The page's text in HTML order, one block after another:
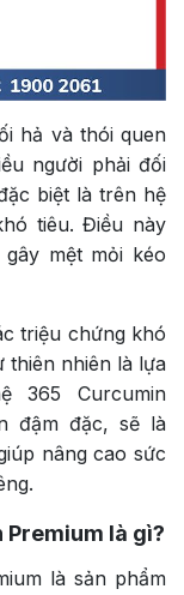
hả và thói quen
người phải đối
biệt là trên hệ
tiêu. Điều này
mệt mỏi kéo
triệu chứng khó
thiên nhiên là lựa
365 Curcumin
đậm đặc, sẽ là
nâng cao sức
là gì?
là sản phẩm